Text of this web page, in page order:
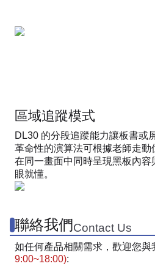
區域追蹤模式
DL30 的分段追蹤能力讓板書或
革命性的演算法可根據老師走動
在同一畫面中同時呈現黑板內
眼就懂。
聯絡我們Contact Us
如任何產品相關需求，歡迎您與
9:00~18:00):